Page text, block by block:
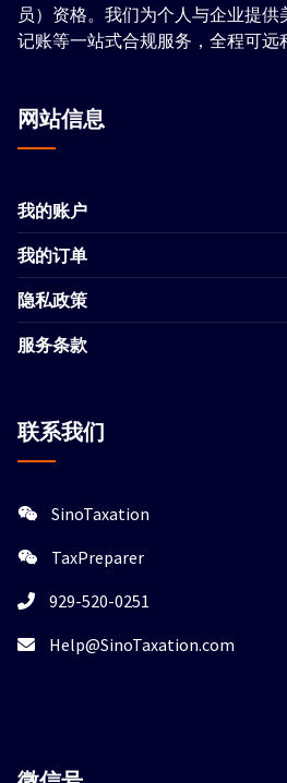
员）资格。我们为个人与企业提
记账等一站式合规服务，全程可远
网站信息
我的账户
我的订单
隐私政策
服务条款
联系我们
SinoTaxation
TaxPreparer
929-520-0251
Help@SinoTaxation.com